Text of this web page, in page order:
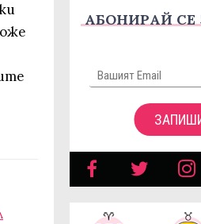
АБОНИРАЙ